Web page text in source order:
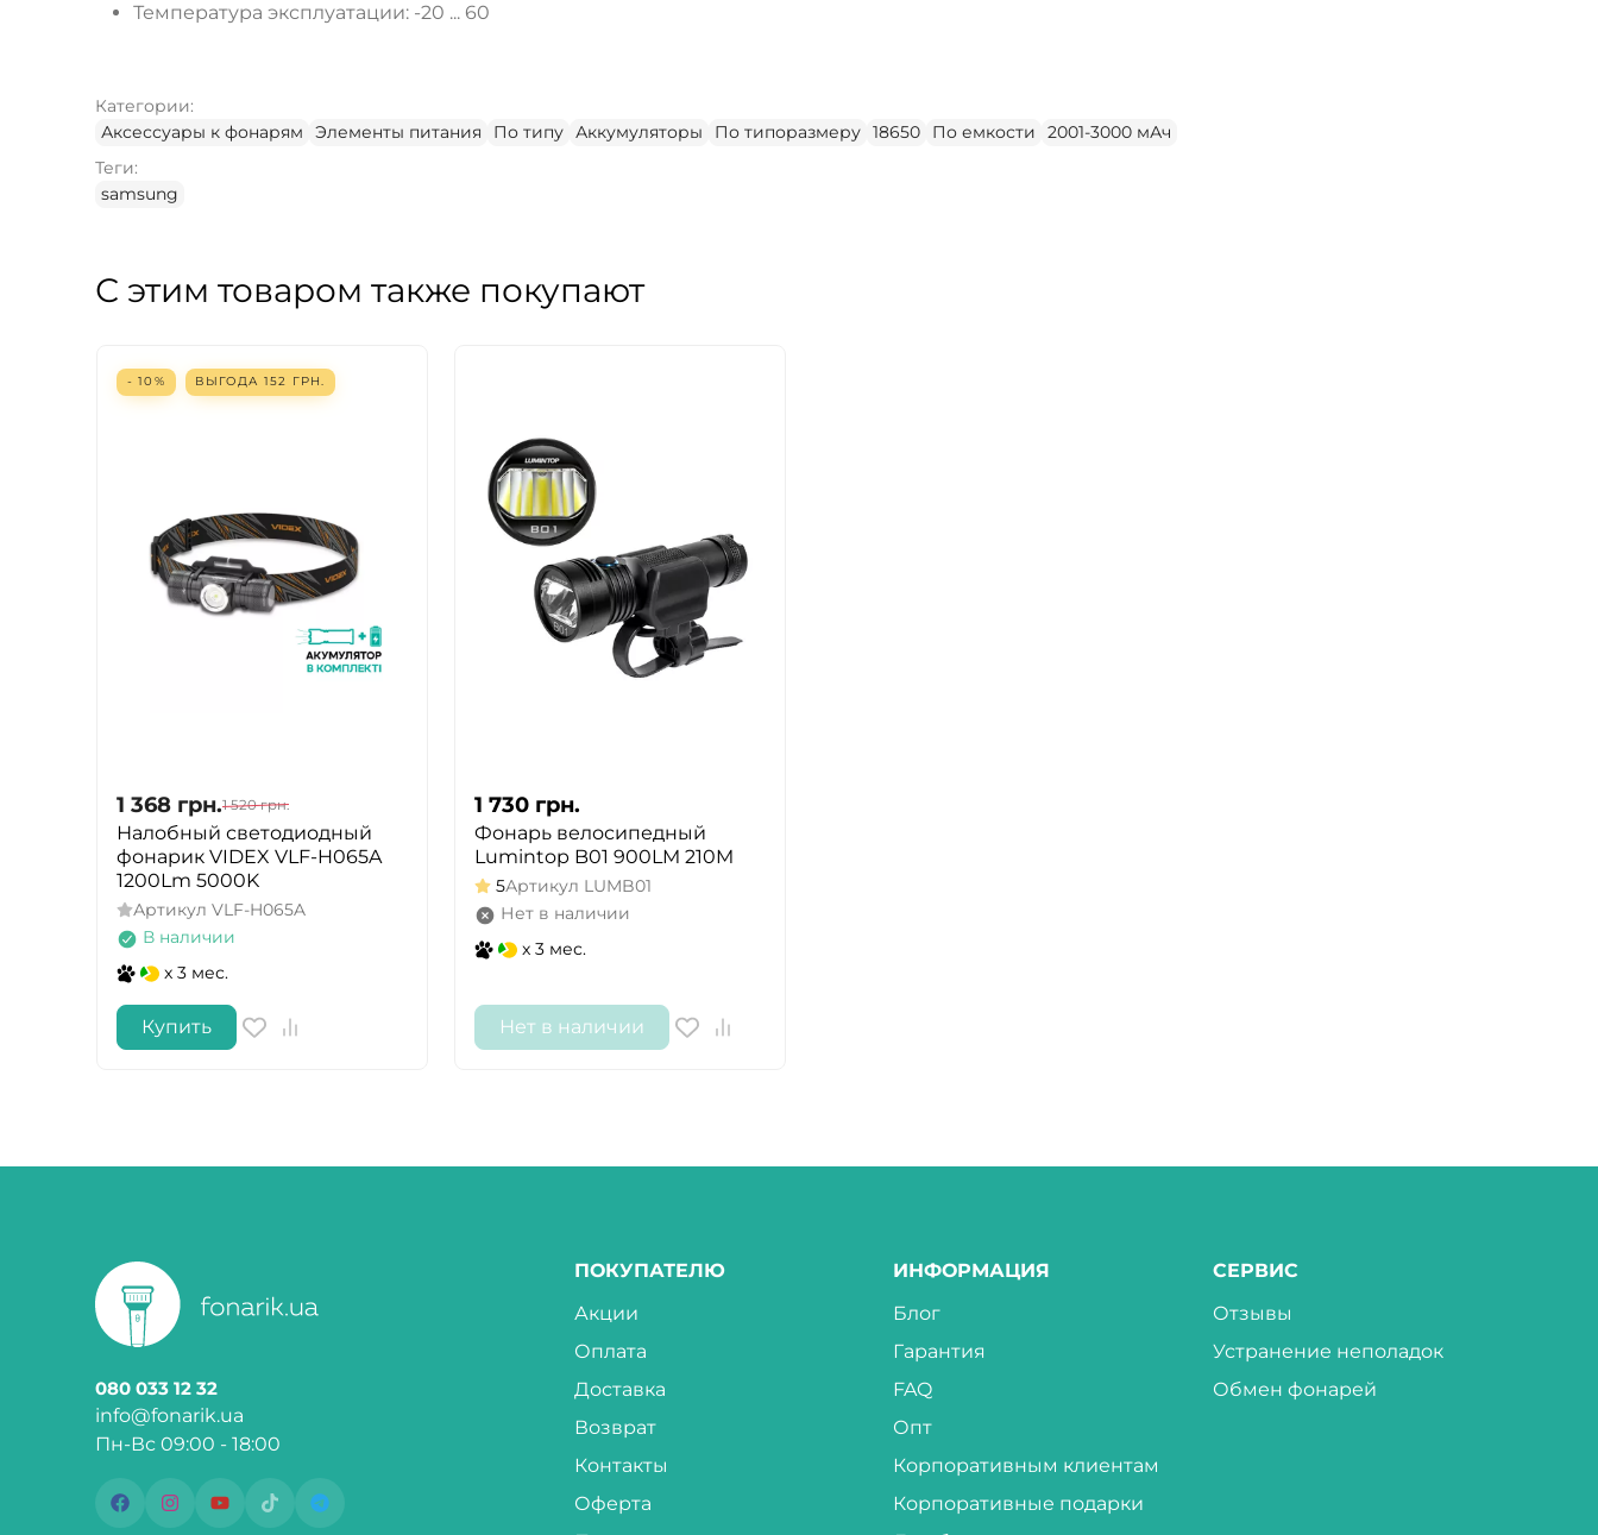
Температура эксплуатации: -20 ... 60
Категории:
Аксессуары к фонарям
Элементы питания По типу Аккумуляторы По типоразмеру 18650 По емкости
2001-3000 мАч
Теги:
samsung
С этим товаром также покупают
- 10% ВЫГОДА 152 ГРН.
1 368 грн.1 520 грн.
Налобный светодиодный
фонарик VIDEX VLF-H065A
1200Lm 5000K
Артикул VLF-H065A
В наличии
x 3 мес.
Купить
1 730 грн.
Фонарь велосипедный
Lumintop B01 900LM 210M
5Артикул LUMB01
Нет в наличии
x 3 мес.
Нет в наличии
080 033 12 32
info@fonarik.ua
Пн-Вс 09:00 - 18:00
ПОКУПАТЕЛЮ
Акции
Оплата
Доставка
Возврат
Контакты
Оферта
ИНФОРМАЦИЯ
Блог
Гарантия
FAQ
Опт
Корпоративным клиентам
Корпоративные подарки
СЕРВИС
Отзывы
Устранение неполадок
Обмен фонарей